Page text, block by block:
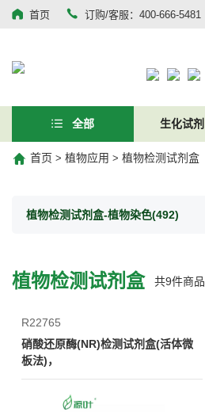
首页 订购/客服：400-666-5481
全部 生化试剂
首页 > 植物应用 > 植物检测试剂盒
植物检测试剂盒-植物染色(492)
植物检测试剂盒 共9件商品
R22765
硝酸还原酶(NR)检测试剂盒(活体微
板法)，